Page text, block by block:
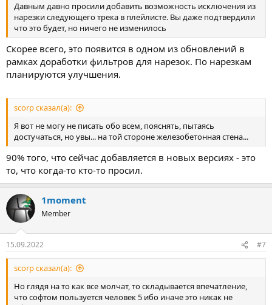
Давным давно просили добавить возможность исключения из
нарезки следующего трека в плейлисте. Вы даже подтвердили
что это будет, но ничего не изменилось
Скорее всего, это появится в одном из обновлений в
рамках доработки фильтров для нарезок. По нарезкам
планируются улучшения.
scorp сказал(а):
Я вот не могу не писать обо всем, пояснять, пытаясь
достучаться, но увы... на той стороне железобетонная стена...
90% того, что сейчас добавляется в новых версиях - это
то, что когда-то кто-то просил.
1moment
Member
15.09.2022 #7
scorp сказал(а):
Но глядя на то как все молчат, то складывается впечатление,
что софтом пользуется человек 5 ибо иначе это никак не